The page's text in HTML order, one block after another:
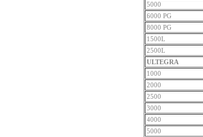
5000
6000 PG
8000 PG
1500L
2500L
ULTEGRA
1000
2000
2500
3000
4000
5000